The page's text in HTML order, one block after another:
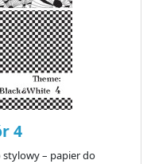
4
– papier do